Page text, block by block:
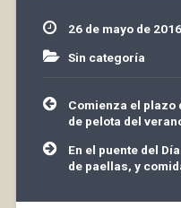
26 de mayo de 2016
Sin categoría
Navegación
de
entradas
Comienza el
de pelota del
En el puente del
de paellas, y